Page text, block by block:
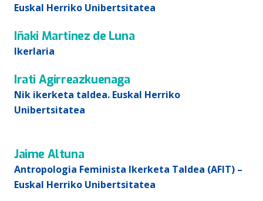
Euskal Herriko Unibertsitatea
Iñaki Martinez de Luna
Ikerlaria
Irati Agirreazkuenaga
Nik ikerketa taldea. Euskal Herriko
Unibertsitatea
Jaime Altuna
Antropologia Feminista Ikerketa Taldea (AFIT) –
Euskal Herriko Unibertsitatea